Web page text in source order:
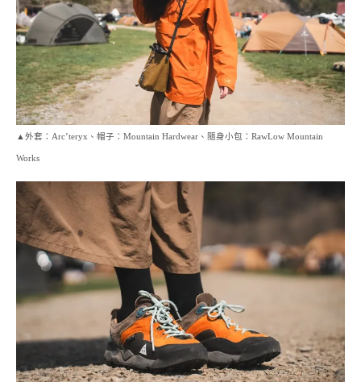
▲外套：Arc’teryx、帽子：Mountain Hardwear、隨身小包：RawLow Mountain
Works